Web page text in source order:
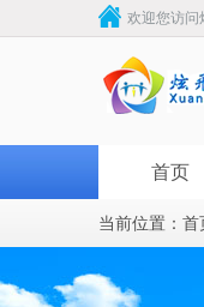
欢迎您访问
首页
当前位置： 首